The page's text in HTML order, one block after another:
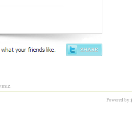
Powered by: